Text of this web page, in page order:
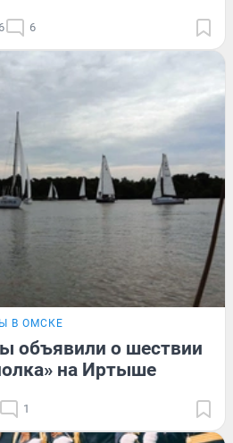
6
В ОМСКЕ
объявили о шествии
на Иртыше
1